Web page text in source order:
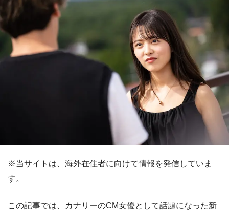
※当サイトは、海外在住者に向けて情報を発信していま
す。
この記事では、カナリーのCM女優として話題になった新